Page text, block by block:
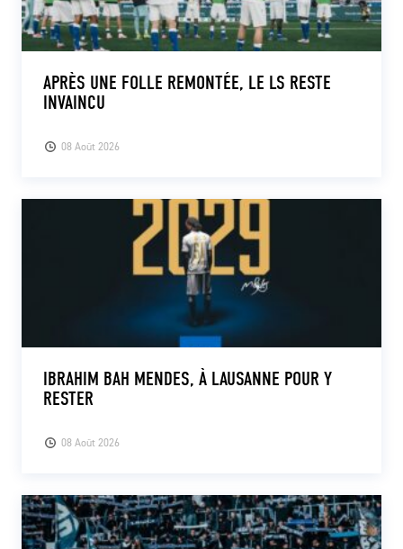
08 Août 2026
APRÈS UNE FOLLE REMONTÉE, LE LS RESTE
INVAINCU
08 Août 2026
IBRAHIM BAH MENDES, À LAUSANNE POUR Y
RESTER